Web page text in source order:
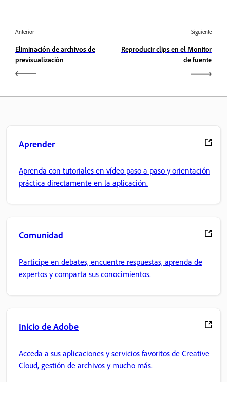
Anterior
Eliminación de archivos de
previsualización
Siguiente
Reproducir clips en el Monitor
de fuente
Aprender
Aprenda con tutoriales en vídeo paso a paso y orientación
práctica directamente en la aplicación.
Comunidad
Participe en debates, encuentre respuestas, aprenda de
expertos y comparta sus conocimientos.
Inicio de Adobe
Acceda a sus aplicaciones y servicios favoritos de Creative
Cloud, gestión de archivos y mucho más.